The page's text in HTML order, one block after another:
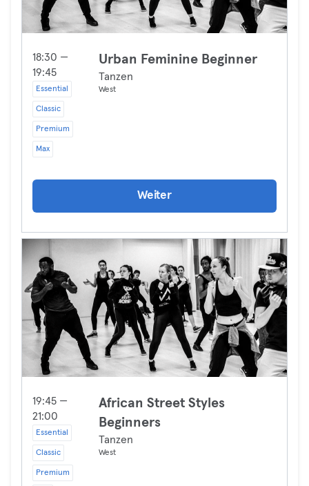
18:30 —
19:45
Essential
Classic
Premium
Max
Urban Feminine Beginner
Tanzen
West
Weiter
19:45 —
21:00
Essential
Classic
Premium
African Street Styles
Beginners
Tanzen
West